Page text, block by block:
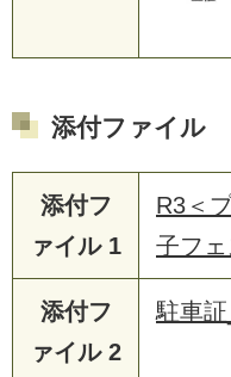
添付ファイル
添付フ
ァイル 1
R3＜
子フ
添付フ
ァイル 2
駐車